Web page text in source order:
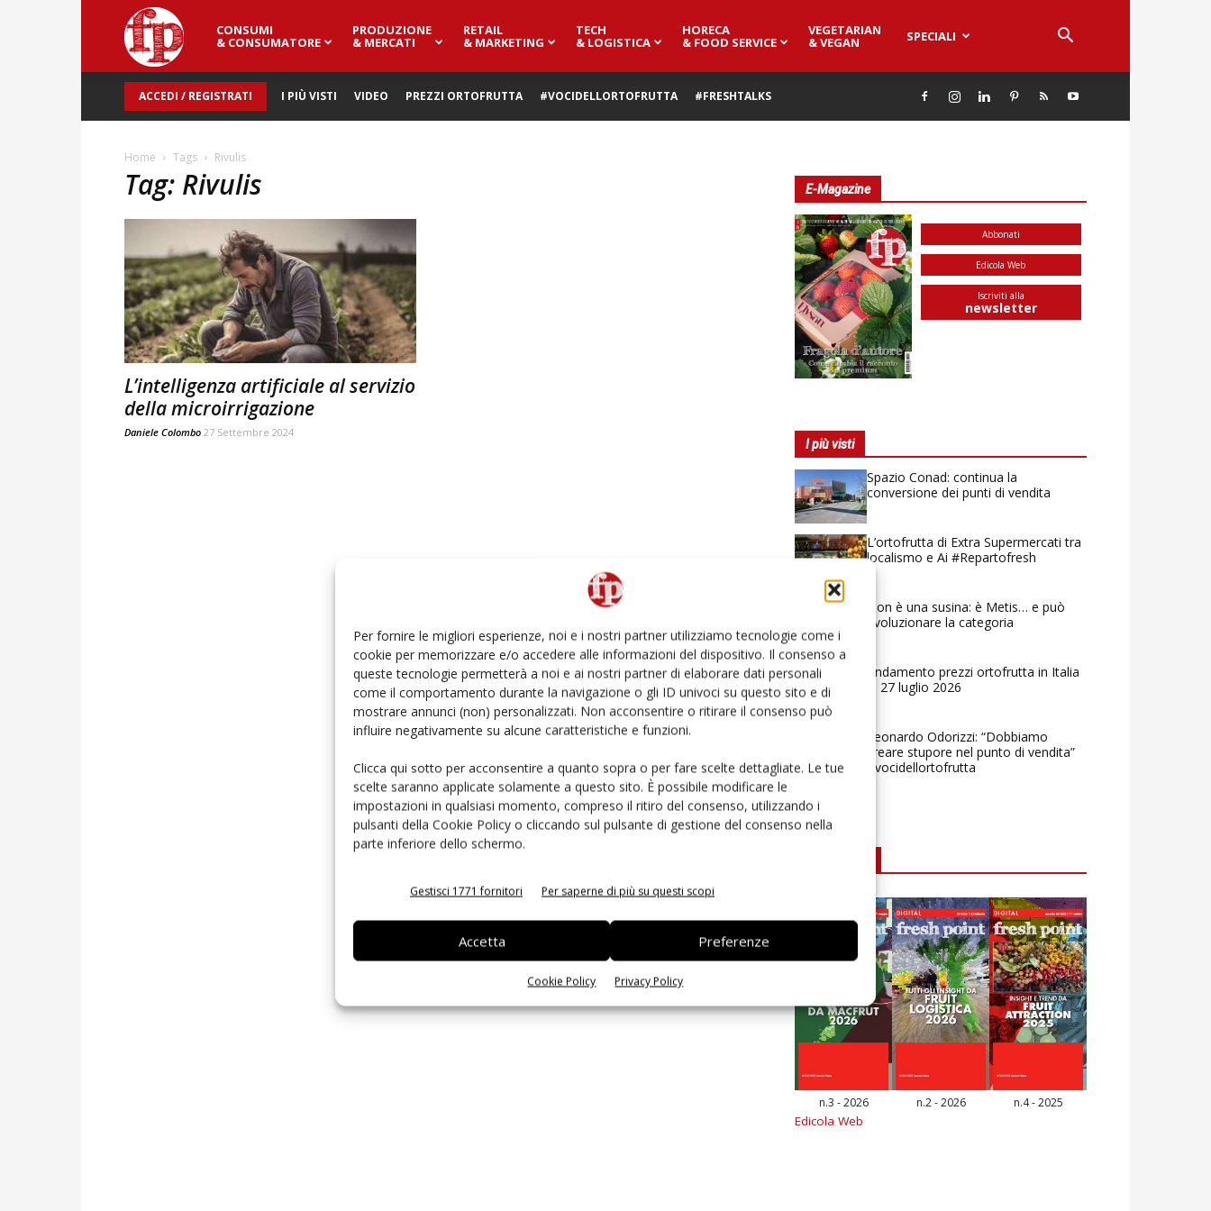
Per fornire le migliori esperienze, noi e i nostri partner utilizziamo tecnologie come i
cookie per memorizzare e/o accedere alle informazioni del dispositivo. Il consenso a
queste tecnologie permetterà a noi e ai nostri partner di elaborare dati personali
come il comportamento durante la navigazione o gli ID univoci su questo sito e di
mostrare annunci (non) personalizzati. Non acconsentire o ritirare il consenso può
influire negativamente su alcune caratteristiche e funzioni.
Clicca qui sotto per acconsentire a quanto sopra o per fare scelte dettagliate. Le tue
scelte saranno applicate solamente a questo sito. È possibile modificare le
impostazioni in qualsiasi momento, compreso il ritiro del consenso, utilizzando i
pulsanti della Cookie Policy o cliccando sul pulsante di gestione del consenso nella
parte inferiore dello schermo.
Gestisci 1771 fornitori Per saperne di più su questi scopi
Accetta Preferenze
Cookie Policy Privacy Policy
Fresh
Point
Magazine
CONSUMI
& CONSUMATORE
PRODUZIONE
& MERCATI
RETAIL
& MARKETING
TECH
& LOGISTICA
HORECA
& FOOD SERVICE
VEGETARIAN
& VEGAN SPECIALI
ACCEDI / REGISTRATI I PIÙ VISTI VIDEO PREZZI ORTOFRUTTA #VOCIDELLORTOFRUTTA #FRESHTALKS
Home Tags Rivulis
Tag: Rivulis
L’intelligenza artificiale al servizio
della microirrigazione
Daniele Colombo 27 Settembre 2024
E-Magazine
Abbonati
Edicola Web
Iscriviti alla
newsletter
I più visti
Spazio Conad: continua la
conversione dei punti di vendita
L’ortofrutta di Extra Supermercati tra
localismo e Ai #Repartofresh
Non è una susina: è Metis… e può
rivoluzionare la categoria
Andamento prezzi ortofrutta in Italia
al 27 luglio 2026
Leonardo Odorizzi: “Dobbiamo
creare stupore nel punto di vendita”
#vocidellortofrutta
n.3 - 2026 n.2 - 2026 n.4 - 2025
Edicola Web